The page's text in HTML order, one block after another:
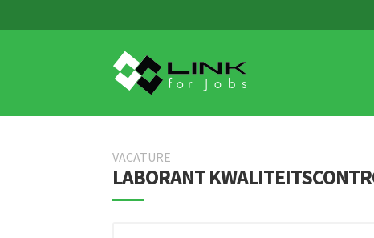
to
navigation
to
content
VACATURE
LABORANT